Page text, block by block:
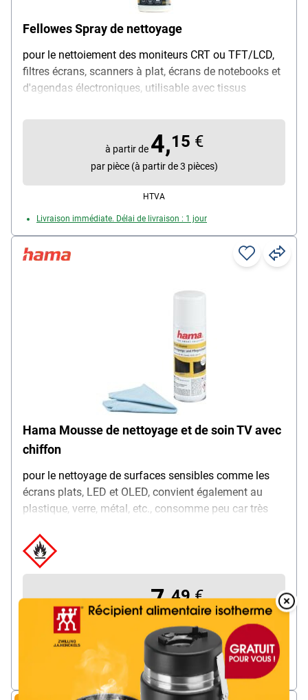
Overlay
Fellowes Spray de nettoyage
pour le nettoiement des moniteurs CRT ou TFT/LCD,
filtres écrans, scanners à plat, écrans de notebooks et
d'agendas électroniques, utilisable avec tissus
antistatique, teneur en alcool minimale (moins de 1%),
à partir de 4,15 €
par pièce (à partir de 3 pièces)
HTVA
Livraison immédiate. Délai de livraison : 1 jour
Hama Mousse de nettoyage et de soin TV avec
chiffon
pour le nettoyage de surfaces sensibles comme les
écrans plats, LED et OLED, convient également au
plastique, verre, métal, etc., consomme peu car très
ingrédients antistatiques, avec chiffon microfibres de
qualité (rangé dans le couvercle), ne peluche pas,
absorbant et lavable, dimensions : 20 x 20 cm,
à partir de 7,49€
par paquet (à partir de 3 paquets)
HTVA
Livraison immédiate. Délai de livraison : 1 jour